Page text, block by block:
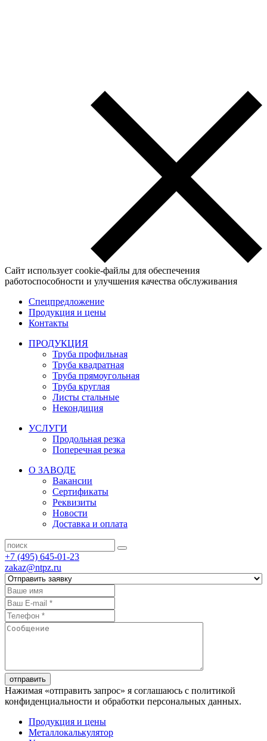
Сайт использует cookie-файлы для обеспечения
работоспособности и улучшения качества обслуживания
Спецпредложение
Продукция и цены
Контакты
ПРОДУКЦИЯ
Труба профильная
Труба квадратная
Труба прямоугольная
Труба круглая
Листы стальные
Некондиция
УСЛУГИ
Продольная резка
Поперечная резка
О ЗАВОДЕ
Вакансии
Сертификаты
Реквизиты
Новости
Доставка и оплата
+7 (495) 645-01-23
zakaz@ntpz.ru
отправить
Нажимая «отправить запрос» я соглашаюсь с политикой
конфиденциальности и обработки персональных данных.
Продукция и цены
Металлокалькулятор